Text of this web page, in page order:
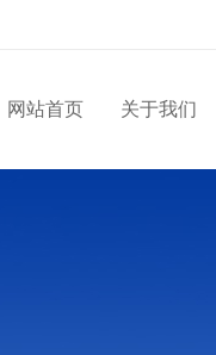
网站首页 关于我们